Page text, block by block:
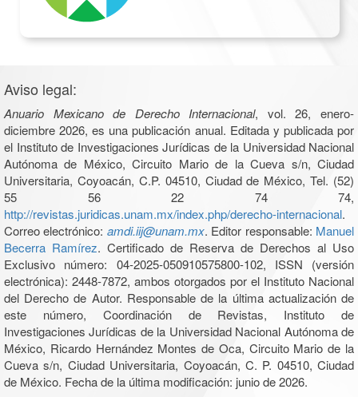
Aviso legal:
Anuario Mexicano de Derecho Internacional, vol. 26, enero-
diciembre 2026, es una publicación anual. Editada y publicada por
el Instituto de Investigaciones Jurídicas de la Universidad Nacional
Autónoma de México, Circuito Mario de la Cueva s/n, Ciudad
Universitaria, Coyoacán, C.P. 04510, Ciudad de México, Tel. (52)
55 56 22 74 74,
http://revistas.juridicas.unam.mx/index.php/derecho-internacional.
Correo electrónico: amdi.iij@unam.mx. Editor responsable: Manuel
Becerra Ramírez. Certificado de Reserva de Derechos al Uso
Exclusivo número: 04-2025-050910575800-102, ISSN (versión
electrónica): 2448-7872, ambos otorgados por el Instituto Nacional
del Derecho de Autor. Responsable de la última actualización de
este número, Coordinación de Revistas, Instituto de
Investigaciones Jurídicas de la Universidad Nacional Autónoma de
México, Ricardo Hernández Montes de Oca, Circuito Mario de la
Cueva s/n, Ciudad Universitaria, Coyoacán, C. P. 04510, Ciudad
de México. Fecha de la última modificación: junio de 2026.